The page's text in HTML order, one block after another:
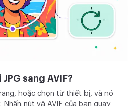
Một AVIF mang
một vùng mờ
và cả một lô
AVIF hay zip
đổi.
sang AVIF?
hoặc chọn từ thiết bị, và nó
nút và AVIF của bạn quay